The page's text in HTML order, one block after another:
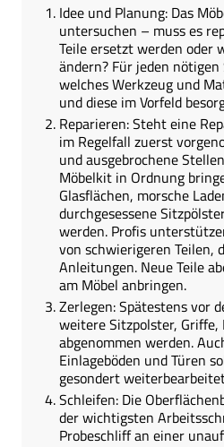
Idee und Planung: Das
untersuchen – muss es
Teile ersetzt werden oder
ändern? Für jeden
welches Werkzeug und
und diese im Vorfeld
Reparieren: Steht eine
im Regelfall zuerst
und ausgebrochene
Möbelkit in Ordnung
Glasflächen, morsche
durchgesessene
werden. Profis
von schwierigeren Teilen,
Anleitungen. Neue Teile
am Möbel anbringen.
Zerlegen: Spätestens vor
weitere Sitzpolster, Griffe,
abgenommen werden.
Einlageböden und Türen
gesondert
Schleifen: Die
der wichtigsten
Probeschliff an einer